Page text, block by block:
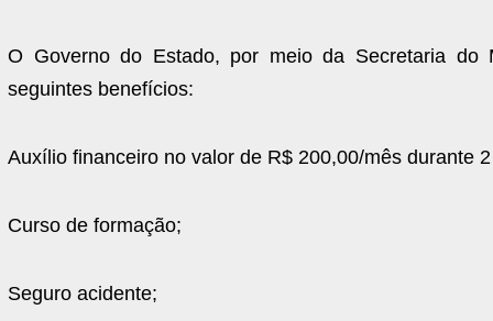
O Governo do Estado, por meio da Secretaria do
seguintes benefícios:
Auxílio financeiro no valor de R$ 200,00/mês durante
Curso de formação;
Seguro acidente;